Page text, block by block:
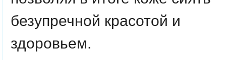
безупречной красотой и
здоровьем.